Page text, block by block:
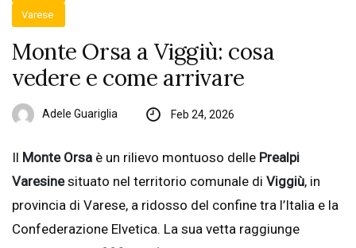
Varese
Monte Orsa a Viggiù: cosa
vedere e come arrivare
Adele Guariglia Feb 24, 2026
Il Monte Orsa è un rilievo montuoso delle Prealpi
Varesinesituato nel territorio comunale di Viggiù, in
provincia di Varese, a ridosso del confine tra l’Italia e la
Confederazione Elvetica. La sua vetta raggiunge